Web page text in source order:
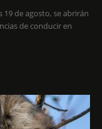
19 de agosto, se abrirán
de conducir en